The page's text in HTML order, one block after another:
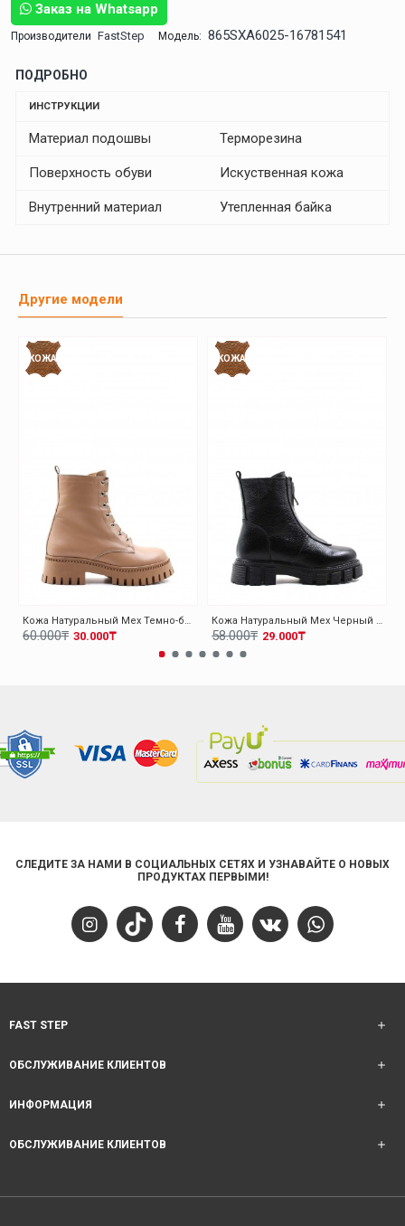
Заказ на Whatsapp
Производители FastStep Модель: 865SXA6025-16781541
ПОДРОБНО
ИНСТРУКЦИИ
Материал подошвы Терморезина
Поверхность обуви Искуственная кожа
Внутренний материал Утепленная байка
Другие модели
КОЖА
Кожа Натуральный Мех Темно-бежевый Женская Высокой Подошве Ботинки 010KZA8370
30.000₸
60.000₸
КОЖА
Кожа Натуральный Мех Черный Женская Высокой Подошве Ботинки 010KZA8498
29.000₸
58.000₸
СЛЕДИТЕ ЗА НАМИ В СОЦИАЛЬНЫХ СЕТЯХ И УЗНАВАЙТЕ О НОВЫХ
ПРОДУКТАХ ПЕРВЫМИ!
FAST STEP
ОБСЛУЖИВАНИЕ КЛИЕНТОВ
ИНФОРМАЦИЯ
ОБСЛУЖИВАНИЕ КЛИЕНТОВ